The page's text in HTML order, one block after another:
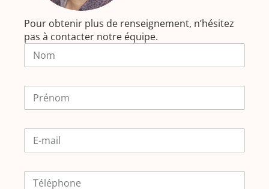
Pour obtenir plus de renseignement, n’hésitez
pas à contacter notre équipe.